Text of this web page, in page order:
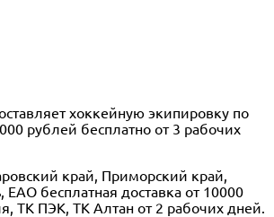
хоккейную экипировку по
рублей бесплатно от 3 рабочих
край, Приморский край,
ЕАО бесплатная доставка от 10000
ТК ПЭК, ТК Алтан от 2 рабочих дней.